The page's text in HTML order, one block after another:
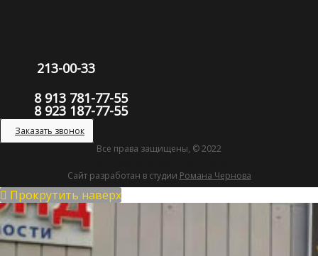
213-00-33
8 913 781-77-55
8 923 187-77-55
Заказать звонок
Все права защищены, © 2022
Сайт разработан в студии Романа Чернова
Прокрутить наверх